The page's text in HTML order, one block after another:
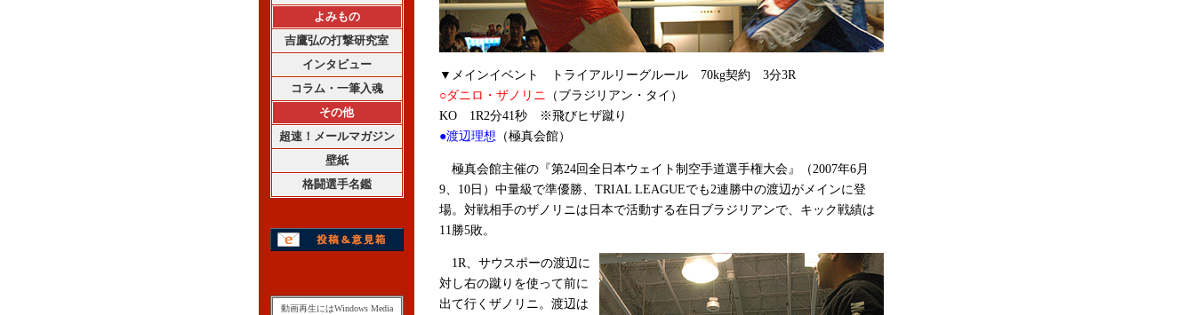
よみもの
吉鷹弘の打撃研究室
インタビュー
コラム・一筆入魂
その他
超速！メールマガジン
壁紙
格闘選手名鑑
動画再生にはWindows Media
▼メインイベント トライアルリーグルール 70kg契約 3分3R
○ダニロ・ザノリニ （ブラジリアン・タイ）
KO 1R2分41秒 ※飛びヒザ蹴り
●渡辺理想 （極真会館）
極真会館主催の『第24回全日本ウェイト制空手道選手権大会』（2007年6月
9、10日）中量級で準優勝、TRIAL LEAGUEでも2連勝中の渡辺がメインに登
場。対戦相手のザノリニは日本で活動する在日ブラジリアンで、キック戦績は
11勝5敗。
1R、サウスポーの渡辺に
対し右の蹴りを使って前に
出て行くザノリニ。渡辺は